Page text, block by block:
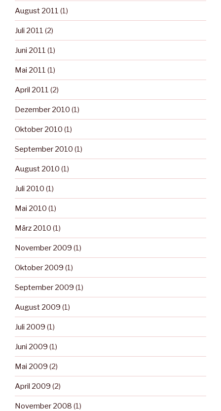
August 2011 (1)
Juli 2011 (2)
Juni 2011 (1)
Mai 2011 (1)
April 2011 (2)
Dezember 2010 (1)
Oktober 2010 (1)
September 2010 (1)
August 2010 (1)
Juli 2010 (1)
Mai 2010 (1)
März 2010 (1)
November 2009 (1)
Oktober 2009 (1)
September 2009 (1)
August 2009 (1)
Juli 2009 (1)
Juni 2009 (1)
Mai 2009 (2)
April 2009 (2)
November 2008 (1)